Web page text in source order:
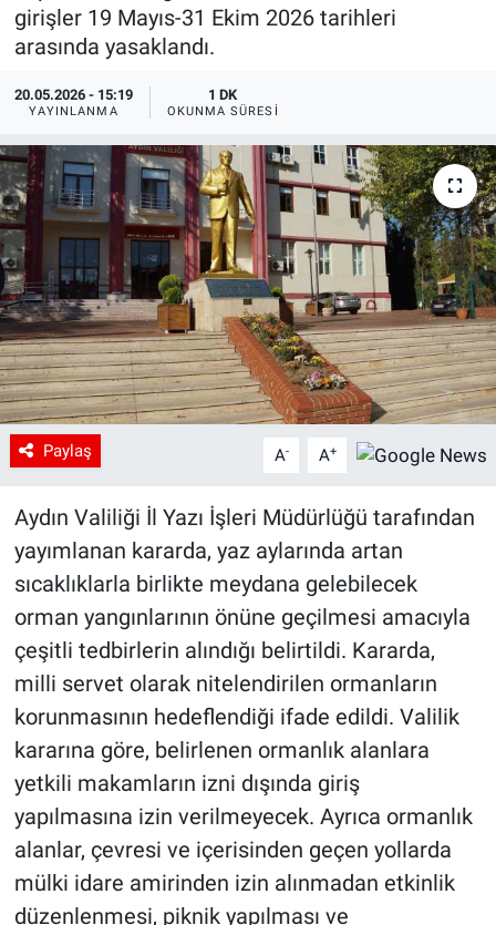
girişler 19 Mayıs-31 Ekim 2026 tarihleri
arasında yasaklandı.
20.05.2026 - 15:19
YAYINLANMA
1 DK
OKUNMA SÜRESI
Paylaş A- A+
Aydın Valiliği İl Yazı İşleri Müdürlüğü tarafından
yayımlanan kararda, yaz aylarında artan
sıcaklıklarla birlikte meydana gelebilecek
orman yangınlarının önüne geçilmesi amacıyla
çeşitli tedbirlerin alındığı belirtildi. Kararda,
milli servet olarak nitelendirilen ormanların
korunmasının hedeflendiği ifade edildi. Valilik
kararına göre, belirlenen ormanlık alanlara
yetkili makamların izni dışında giriş
yapılmasına izin verilmeyecek. Ayrıca ormanlık
alanlar, çevresi ve içerisinden geçen yollarda
mülki idare amirinden izin alınmadan etkinlik
düzenlenmesi, piknik yapılması ve